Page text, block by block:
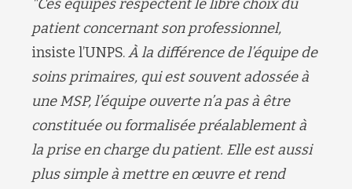
"Ces équipes respectent le libre choix du
patient concernant son professionnel,
insiste l’UNPS.À la différence de l’équipe de
soins primaires, qui est souvent adossée à
une MSP, l’équipe ouverte n’a pas à être
constituée ou formalisée préalablement à
la prise en charge du patient. Elle est aussi
plus simple à mettre en œuvre et rend